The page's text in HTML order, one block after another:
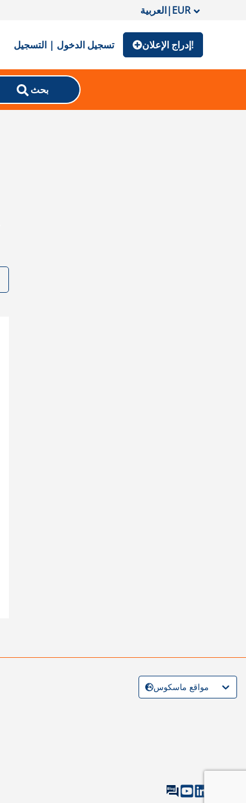
العربية|EUR
تسجيل الدخول | التسجيل إدراج الإعلان!
بحث
مواقع ماسكوس